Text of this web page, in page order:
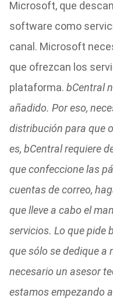
Microsoft, que
software como
canal. Microsoft
que ofrezcan los
plataforma. bCentral
añadido. Por eso,
distribución para que
es, bCentral requiere
que confeccione las
cuentas de correo,
que lleve a cabo el
servicios. Lo que pide
que sólo se dedique a
necesario un asesor
estamos empezando